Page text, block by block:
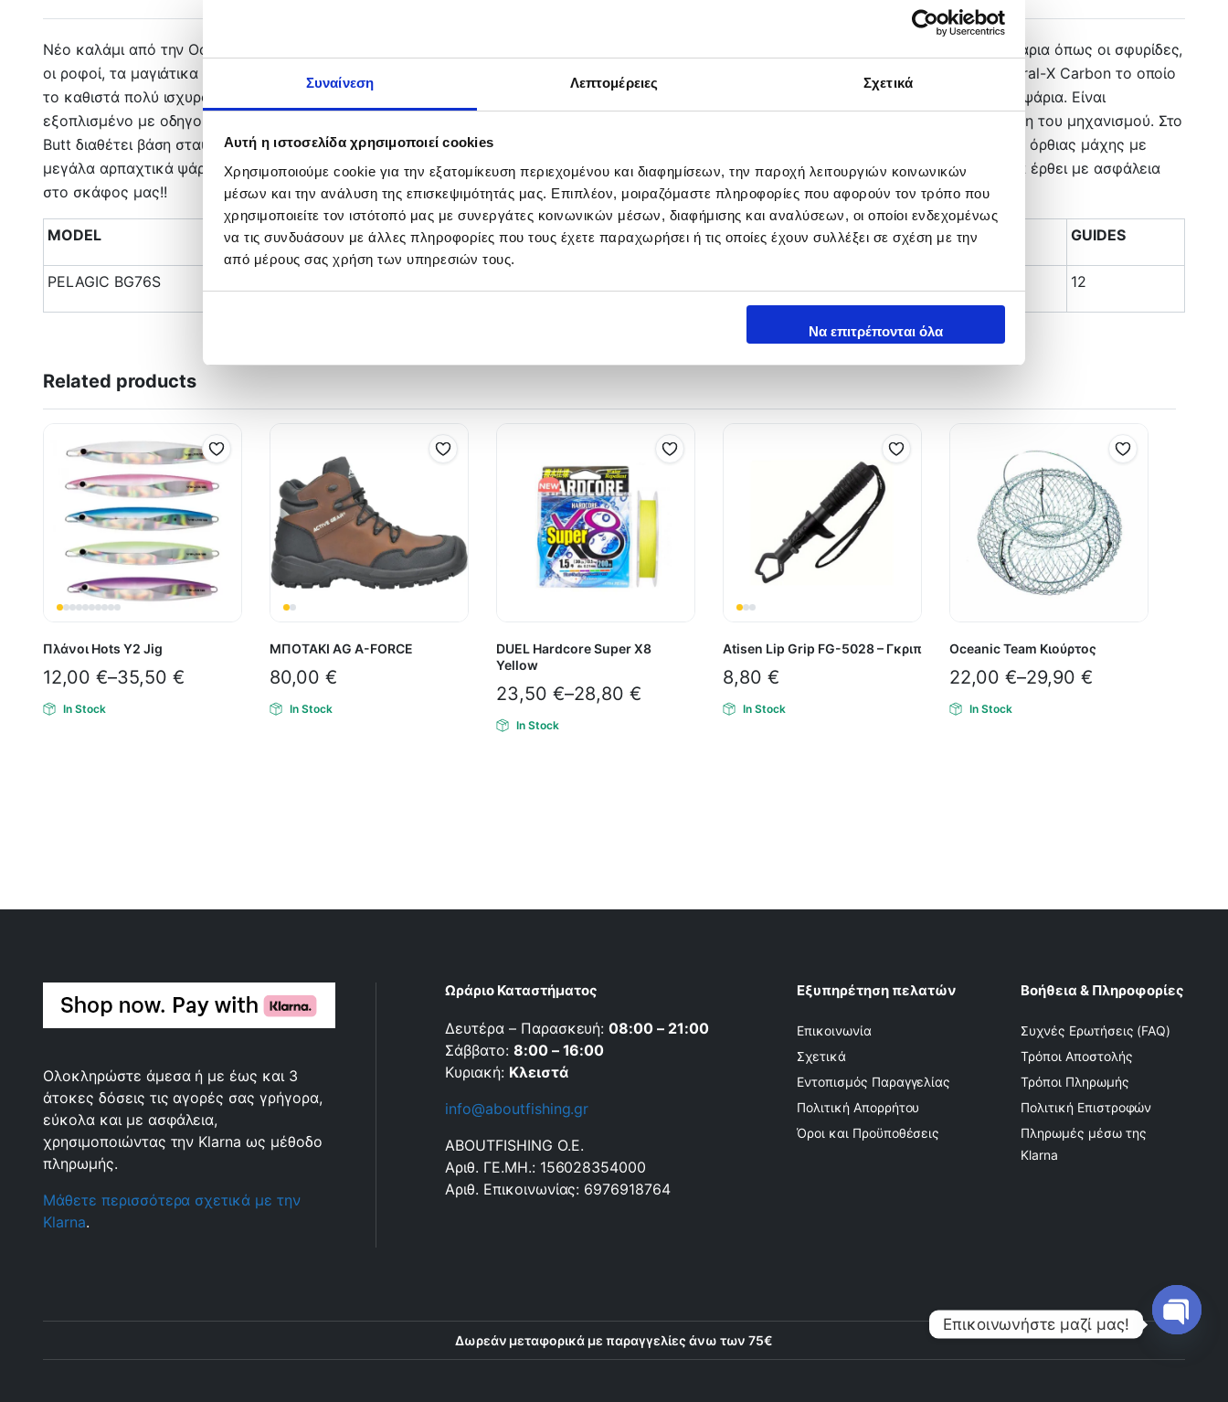
Συναίνεση Λεπτομέρειες Σχετικά
Αυτή η ιστοσελίδα χρησιμοποιεί cookies
Χρησιμοποιούμε cookie για την εξατομίκευση περιεχομένου και διαφημίσεων, την παροχή λειτουργιών κοινωνικών
μέσων και την ανάλυση της επισκεψιμότητάς μας. Επιπλέον, μοιραζόμαστε πληροφορίες που αφορούν τον τρόπο που
χρησιμοποιείτε τον ιστότοπό μας με συνεργάτες κοινωνικών μέσων, διαφήμισης και αναλύσεων, οι οποίοι ενδεχομένως
να τις συνδυάσουν με άλλες πληροφορίες που τους έχετε παραχωρήσει ή τις οποίες έχουν συλλέξει σε σχέση με την
από μέρους σας χρήση των υπηρεσιών τους.
Να επιτρέπονται όλα
Νέο καλάμι από την Oceanic Team κατάλληλο για τις τεχνικές ψαρέματος του μολύβι φύλακα, της ζόκας αλλά και της συρτής βυθού για ψάρια όπως οι σφυρίδες,
οι ροφοί, τα μαγιάτικα και οι συναγρίδες. Το Pelagic Pro είναι κατασκευασμένο από 100% HMC (High Modulus Carbon) με ενίσχυση από spiral-Χ Carbon το οποίο
το καθιστά πολύ ισχυρό, αλλά πολύ ελαφρύ, ενώ η δύναμη του 20-50 lbs του, το καθιστά ικανό να αντιμετωπίσει ακόμα και τα πιο μεγάλα ψάρια. Είναι
εξοπλισμένο με οδηγούς Sea Guides Oval με κεραμικό Sic και βάση μηχανισμού αλουμινίου για την άριστη και απόλυτα σταθερή τοποθέτηση του μηχανισμού. Στο
Butt διαθέτει βάση σταυρό η οποία προσαρμόζεται σε ζώνη μάχης ώστε να έχετε απόλυτο έλεγχο και ισορροπία, ιδιαίτερα κατά τη διάρκεια όρθιας μάχης με
μεγάλα αρπαχτικά ψάρια. Ένα καλάμι που μπορεί να ανταπεξέλθει σε όλες τις καταστάσεις, εμπνέοντας σιγουριά ώστε το ψάρι-τρόπαιο να έρθει με ασφάλεια
στο σκάφος μας!!
MODEL LENGTH WEIGHT LINE WEIGHT LENGTH (closed) PIECES GUIDES
PELAGIC BG76S 12
Related products
Πλάνοι Hots Y2 Jig
12,00 €–35,50 €
In Stock
ΜΠΟΤΑΚΙ AG A-FORCE
80,00 €
In Stock
DUEL Hardcore Super X8
Yellow
23,50 €–28,80 €
In Stock
Atisen Lip Grip FG-5028 – Γκριπ
8,80 €
In Stock
Oceanic Team Κιούρτος
22,00 €–29,90 €
In Stock
Ολοκληρώστε άμεσα ή με έως και 3
άτοκες δόσεις τις αγορές σας γρήγορα,
εύκολα και με ασφάλεια,
χρησιμοποιώντας την Klarna ως μέθοδο
πληρωμής.
Μάθετε περισσότερα σχετικά με την
Klarna.
Ωράριο Καταστήματος
Δευτέρα – Παρασκευή:08:00 – 21:00
Σάββατο: 8:00 – 16:00
Κυριακή: Κλειστά
info@aboutfishing.gr
ABOUTFISHING Ο.Ε.
Αριθ. ΓΕ.ΜΗ.: 156028354000
Αριθ. Επικοινωνίας: 6976918764
Εξυπηρέτηση πελατών
Επικοινωνία
Σχετικά
Εντοπισμός Παραγγελίας
Πολιτική Απορρήτου
Όροι και Προϋποθέσεις
Βοήθεια & Πληροφορίες
Συχνές Ερωτήσεις (FAQ)
Τρόποι Αποστολής
Τρόποι Πληρωμής
Πολιτική Επιστροφών
Πληρωμές μέσω της
Klarna
Δωρεάν μεταφορικά με παραγγελίες άνω των 75€
Επικοινωνήστε μαζί μας!